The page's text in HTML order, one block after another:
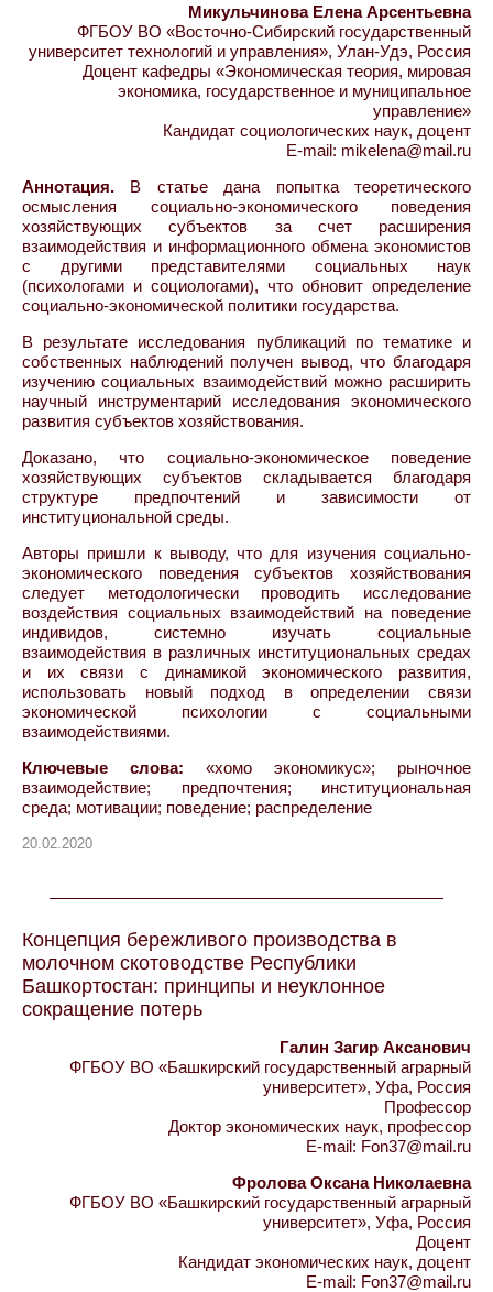
Микульчинова Елена Арсентьевна
ФГБОУ ВО «Восточно-Сибирский государственный
университет технологий и управления», Улан-Удэ, Россия
Доцент кафедры «Экономическая теория, мировая
экономика, государственное и муниципальное
управление»
Кандидат социологических наук, доцент
E-mail: mikelena@mail.ru
Аннотация. В статье дана попытка теоретического
осмысления социально-экономического поведения
хозяйствующих субъектов за счет расширения
взаимодействия и информационного обмена экономистов
с другими представителями социальных наук
(психологами и социологами), что обновит определение
социально-экономической политики государства.
В результате исследования публикаций по тематике и
собственных наблюдений получен вывод, что благодаря
изучению социальных взаимодействий можно расширить
научный инструментарий исследования экономического
развития субъектов хозяйствования.
Доказано, что социально-экономическое поведение
хозяйствующих субъектов складывается благодаря
структуре предпочтений и зависимости от
институциональной среды.
Авторы пришли к выводу, что для изучения социально-
экономического поведения субъектов хозяйствования
следует методологически проводить исследование
воздействия социальных взаимодействий на поведение
индивидов, системно изучать социальные
взаимодействия в различных институциональных средах
и их связи с динамикой экономического развития,
использовать новый подход в определении связи
экономической психологии с социальными
взаимодействиями.
Ключевые слова: «хомо экономикус»; рыночное
взаимодействие; предпочтения; институциональная
среда; мотивации; поведение; распределение
20.02.2020
Концепция бережливого производства в
молочном скотоводстве Республики
Башкортостан: принципы и неуклонное
сокращение потерь
Галин Загир Аксанович
ФГБОУ ВО «Башкирский государственный аграрный
университет», Уфа, Россия
Профессор
Доктор экономических наук, профессор
E-mail: Fon37@mail.ru
Фролова Оксана Николаевна
ФГБОУ ВО «Башкирский государственный аграрный
университет», Уфа, Россия
Доцент
Кандидат экономических наук, доцент
E-mail: Fon37@mail.ru